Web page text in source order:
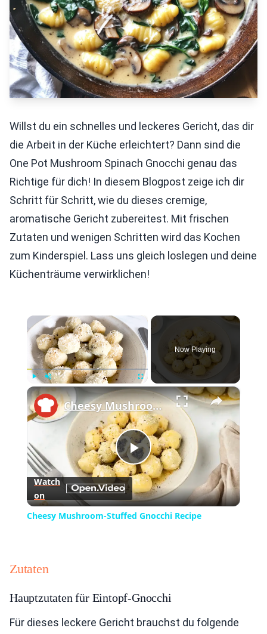
Willst du ein schnelles und leckeres Gericht, das dir
die Arbeit in der Küche erleichtert? Dann sind die
One Pot Mushroom Spinach Gnocchi genau das
Richtige für dich! In diesem Blogpost zeige ich dir
Schritt für Schritt, wie du dieses cremige,
aromatische Gericht zubereitest. Mit frischen
Zutaten und wenigen Schritten wird das Kochen
zum Kinderspiel. Lass uns gleich loslegen und deine
Küchenträume verwirklichen!
×
Play Unmute Fullscreen
Now Playing
×
Play
Video
Cheesy Mushroom-Stuffed Gnocchi Recipe
Watch
on
Cheesy Mushroom-Stuffed Gnocchi Recipe
Zutaten
Hauptzutaten für Eintopf-Gnocchi
Für dieses leckere Gericht brauchst du folgende